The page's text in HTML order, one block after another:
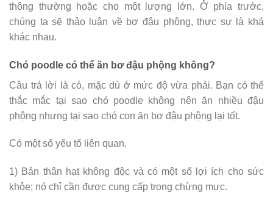
thông thường hoặc cho một lượng lớn. Ở phía trước,
chúng ta sẽ thảo luận về bơ đậu phộng, thực sự là khá
khác nhau.
Chó poodle có thể ăn bơ đậu phộng không?
Câu trả lời là có, mặc dù ở mức độ vừa phải. Bạn có thể
thắc mắc tại sao chó poodle không nên ăn nhiều đậu
phộng nhưng tại sao chó con ăn bơ đậu phộng lại tốt.
Có một số yếu tố liên quan.
1) Bản thân hạt không độc và có một số lợi ích cho sức
khỏe; nó chỉ cần được cung cấp trong chừng mực.